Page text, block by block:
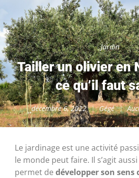
Jardin
Tailler un olivier en
ce qu’il faut
décembre 6, 2022 Gégé
Le jardinage est une activité
le monde peut faire. Il s’agit
permet de développer son